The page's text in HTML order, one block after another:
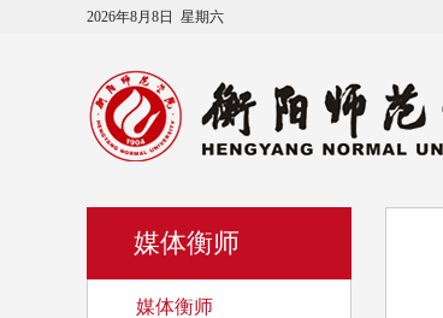
2026年8月8日 星期六
媒体衡师
媒体衡师